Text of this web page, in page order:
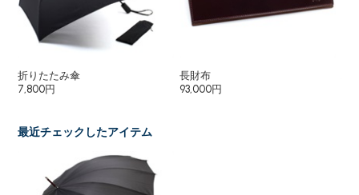
折りたたみ傘
7,800円
長財布
93,000円
最近チェックしたアイテム